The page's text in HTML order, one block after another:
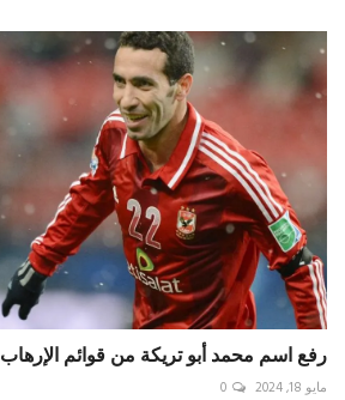
رفع اسم محمد أبو تريكة من قوائم الإرهاب
مايو 18, 2024 0